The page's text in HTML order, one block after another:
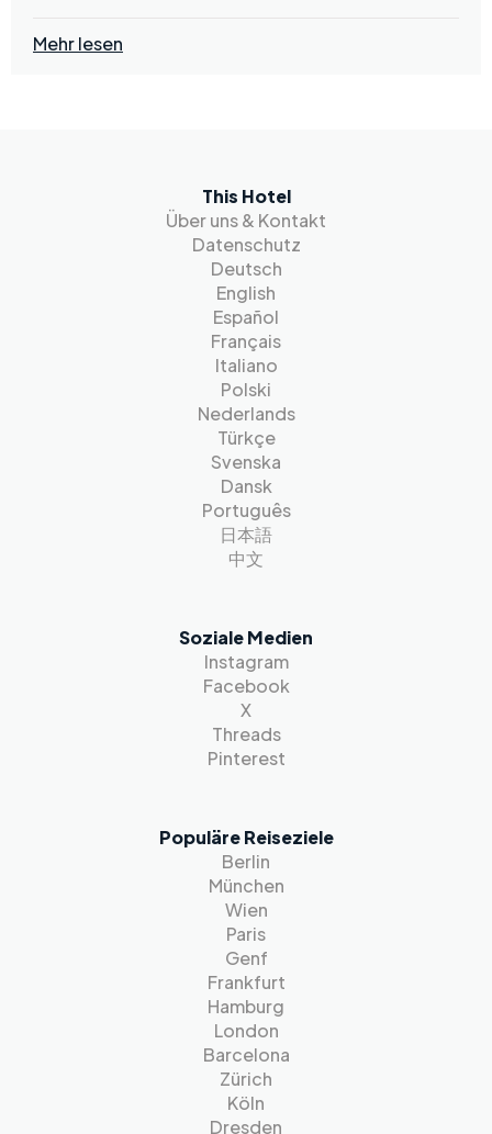
Mehr lesen
This Hotel
Über uns & Kontakt
Datenschutz
Deutsch
English
Español
Français
Italiano
Polski
Nederlands
Türkçe
Svenska
Dansk
Português
日本語
中文
Soziale Medien
Instagram
Facebook
X
Threads
Pinterest
Populäre Reiseziele
Berlin
München
Wien
Paris
Genf
Frankfurt
Hamburg
London
Barcelona
Zürich
Köln
Dresden